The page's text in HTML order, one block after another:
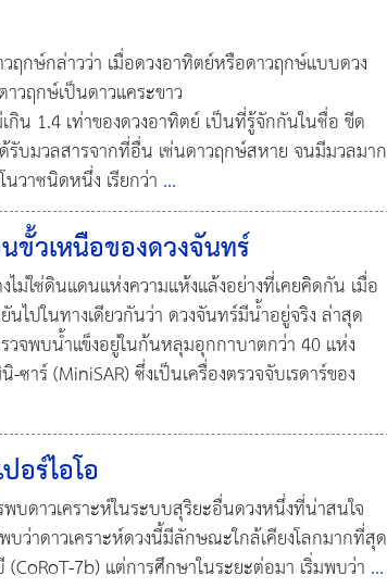
กษ์กล่าวว่า เมื่อดวงอาทิตย์หรือดาวฤกษ์แบบดวง
วฤกษ์เป็นดาวแคระขาว
กิน 1.4 เท่าของดวงอาทิตย์ เป็นที่รู้จักกันในชื่อ ขีด
รับมวลสารจากที่อื่น เช่นดาวฤกษ์สหาย จนมีมวลมาก
วาชนิดหนึ่ง เรียกว่า ...
วเหนือของดวงจันทร์
ม่ใช่ดินแดนแห่งความแห้งแล้งอย่างที่เคยคิดกัน เมื่อ
ไปในทางเดียวกันว่า ดวงจันทร์มีน้ำอยู่จริง ล่าสุด
วจพบน้ำแข็งอยู่ในก้นหลุมอุกกาบาตกว่า 40 แห่ง
าร์ (MiniSAR) ซึ่งเป็นเครื่องตรวจจับเรดาร์ของ
อร์ไอโอ
ดาวเคราะห์ในระบบสุริยะอื่นดวงหนึ่งที่น่าสนใจ
ว่าดาวเคราะห์ดวงนี้มีลักษณะใกล้เคียงโลกมากที่สุด
7b) แต่การศึกษาในระยะต่อมา เริ่มพบว่า ...